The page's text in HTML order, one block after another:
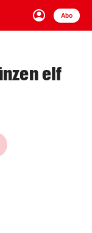
account_circle
Anmelden
Abo
close Schließen
arrow_right
elf